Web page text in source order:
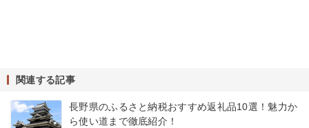
関連する記事
長野県のふるさと納税おすすめ返礼品10選！魅力か
ら使い道まで徹底紹介！